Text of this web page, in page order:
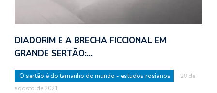
DIADORIM E A BRECHA FICCIONAL EM
GRANDE SERTÃO:…
O sertão é do tamanho do mundo - estudos rosianos
28 de
agosto de 2021